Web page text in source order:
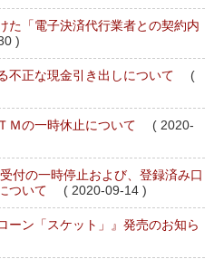
た「電子決済代行業者との契約内
)
不正な現金引き出しについて
(
Ｍの一時休止について
( 2020-
付の一時停止および、登録済み口
ついて
( 2020-09-14 )
ーン「スケット」』発売のお知ら